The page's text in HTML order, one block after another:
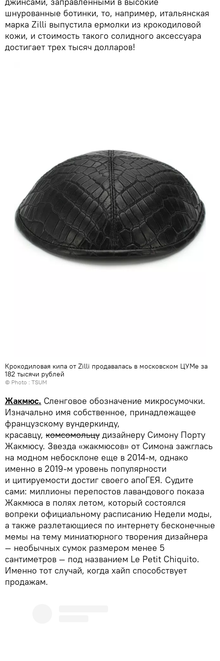
шнурованные ботинки, то, например, итальянская
марка Zilli выпустила ермолки из крокодиловой
кожи, и стоимость такого солидного аксессуара
достигает трех тысяч долларов!
Крокодиловая кипа от Zilli продавалась в московском ЦУМе за
182 тысячи рублей
© Photo : TSUM
Жакмюс. Сленговое обозначение микросумочки.
Изначально имя собственное, принадлежащее
французскому вундеркинду,
красавцу, комсомольцу дизайнеру Симону Порту
Жакмюсу. Звезда «жакмюсов» от Симона зажглась
на модном небосклоне еще в 2014-м, однако
именно в 2019-м уровень популярности
и цитируемости достиг своего апоГЕЯ. Судите
сами: миллионы перепостов лавандового показа
Жакмюса в полях летом, который состоялся
вопреки официальному расписанию Недели моды,
а также разлетающиеся по интернету бесконечные
мемы на тему миниатюрного творения дизайнера
— необычных сумок размером менее 5
сантиметров — под названием Le Petit Chiquito.
Именно тот случай, когда хайп способствует
продажам.